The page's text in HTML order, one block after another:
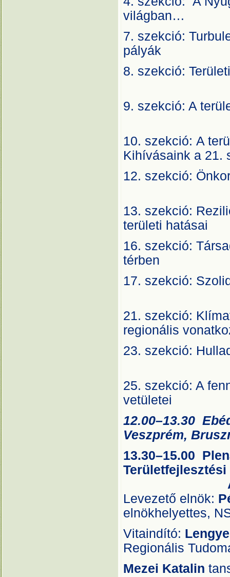
7. szekció:
8. szekció:
9. szekció: A
10. szekció: A
Kihívásaink
12. szekció:
13. szekció:
területi
16. szekció:
17. szekció:
21. szekció:
regionális
23. szekció:
25. szekció: A
12.00–13.30
Veszprém,
13.30–15.00
A1
Levezető elnök:
elnökhelyettes,
Vitaindító:
Regionális
Mezei Katalin